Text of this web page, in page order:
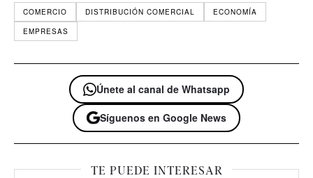
COMERCIO DISTRIBUCIÓN COMERCIAL
ECONOMÍA
EMPRESAS
Únete al canal de Whatsapp
Síguenos en Google News
TE PUEDE INTERESAR